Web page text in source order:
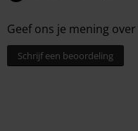
Geef ons je mening
Schrijf een beoordeling